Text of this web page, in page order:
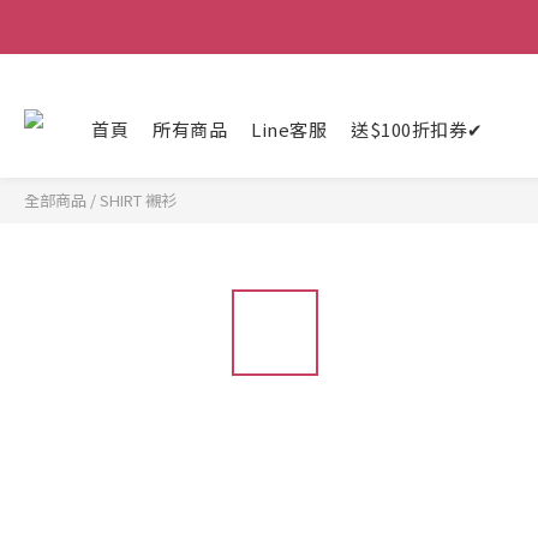
首頁 所有商品 Line客服 送$100折扣券✔
全部商品 /SHIRT 襯衫